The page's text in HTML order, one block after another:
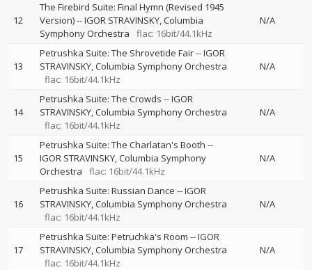
12
The Firebird Suite: Final Hymn (Revised 1945
Version)--IGOR STRAVINSKY Columbia
Symphony Orchestra
flac: 16bit/44.1kHz
N/A
13
Petrushka Suite: The Shrovetide Fair--IGOR
STRAVINSKY Columbia Symphony Orchestra
flac: 16bit/44.1kHz
N/A
14
Petrushka Suite: The Crowds --IGOR
STRAVINSKY Columbia Symphony Orchestra
flac: 16bit/44.1kHz
N/A
15
Petrushka Suite: The Charlatan's Booth --
IGOR STRAVINSKY Columbia Symphony
Orchestra
flac: 16bit/44.1kHz
N/A
16
Petrushka Suite: Russian Dance --IGOR
STRAVINSKY Columbia Symphony Orchestra
flac: 16bit/44.1kHz
N/A
17
Petrushka Suite: Petruchka's Room --IGOR
STRAVINSKY Columbia Symphony Orchestra
flac: 16bit/44.1kHz
N/A